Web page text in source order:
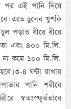
পর এই পানি দিয়ে
এতে চুলের খুশকি
পড়াও ধীরে ধীরে
এবং ৪০০ মি.লি.
কমে ১০০ মি.লি.
৩-৪ ঘণ্টা রাখার
পানি শরীরে
স্বতঃস্ফূর্তভাবে